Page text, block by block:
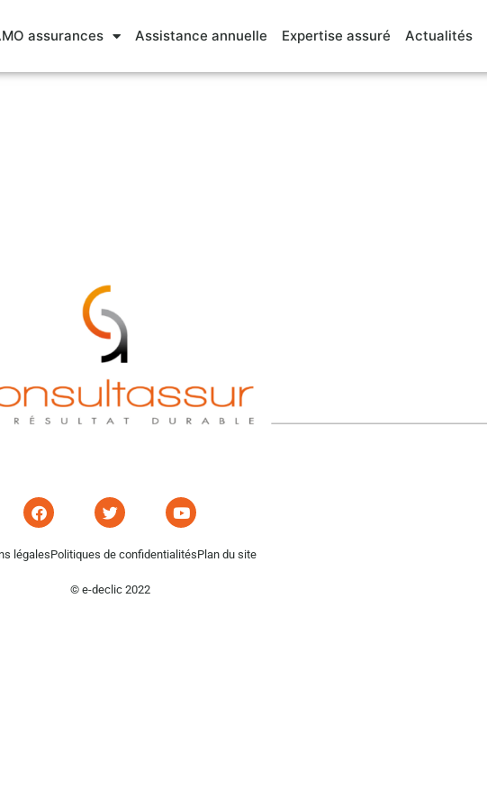
assurances Assistance annuelle Expertise assuré Actualités
légalesPolitiques de confidentialitésPlan du site
© e-declic 2022